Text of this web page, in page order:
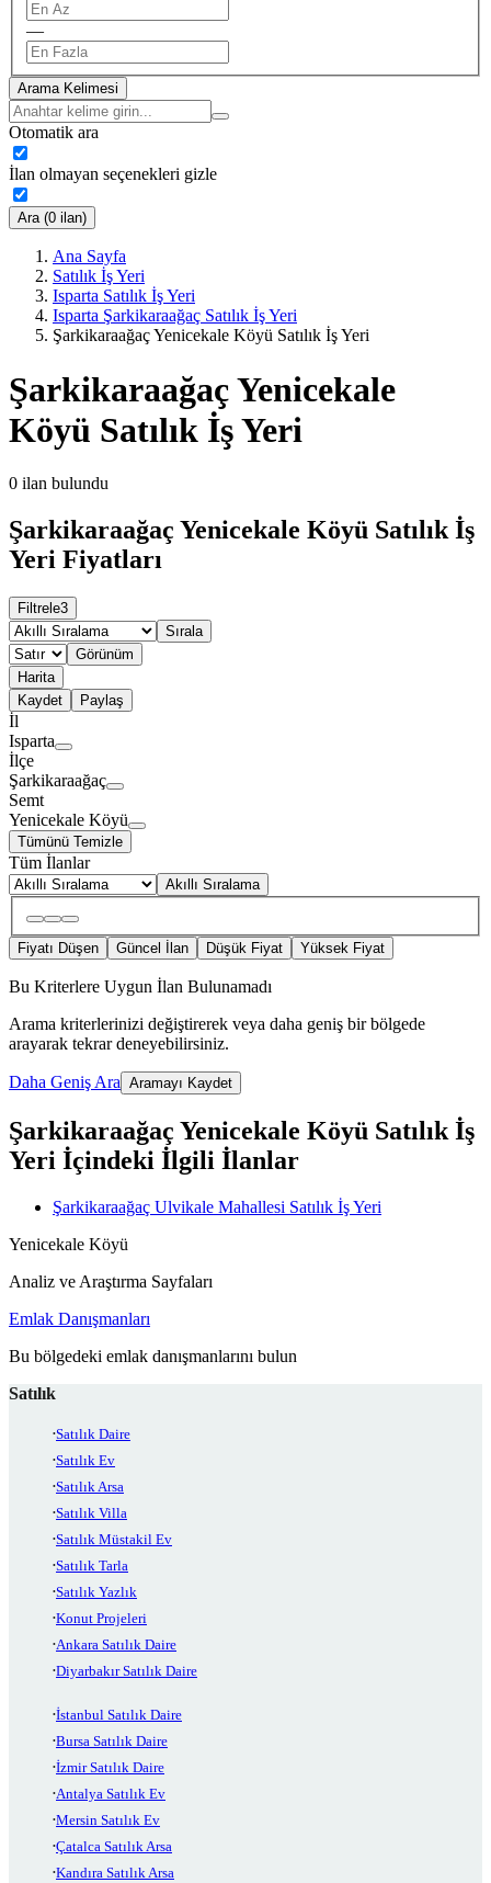
—
Arama Kelimesi
Otomatik ara
İlan olmayan seçenekleri gizle
Ara (0 ilan)
Ana Sayfa
Satılık İş Yeri
Isparta Satılık İş Yeri
Isparta Şarkikaraağaç Satılık İş Yeri
Şarkikaraağaç Yenicekale Köyü Satılık İş Yeri
Şarkikaraağaç Yenicekale
Köyü Satılık İş Yeri
0 ilan bulundu
Şarkikaraağaç Yenicekale Köyü Satılık İş
Yeri Fiyatları
Filtrele3
Sırala
Görünüm
Harita
Kaydet
Paylaş
İl
Isparta
İlçe
Şarkikaraağaç
Semt
Yenicekale Köyü
Tümünü Temizle
Tüm İlanlar
Akıllı Sıralama
Fiyatı Düşen Güncel İlan Düşük Fiyat Yüksek Fiyat
Bu Kriterlere Uygun İlan Bulunamadı
Arama kriterlerinizi değiştirerek veya daha geniş bir bölgede
arayarak tekrar deneyebilirsiniz.
Daha Geniş Ara Aramayı Kaydet
Şarkikaraağaç Yenicekale Köyü Satılık İş
Yeri İçindeki İlgili İlanlar
Şarkikaraağaç Ulvikale Mahallesi Satılık İş Yeri
Yenicekale Köyü
Analiz ve Araştırma Sayfaları
Emlak Danışmanları
Bu bölgedeki emlak danışmanlarını bulun
Satılık
Satılık Daire
Satılık Ev
Satılık Arsa
Satılık Villa
Satılık Müstakil Ev
Satılık Tarla
Satılık Yazlık
Konut Projeleri
Ankara Satılık Daire
Diyarbakır Satılık Daire
İstanbul Satılık Daire
Bursa Satılık Daire
İzmir Satılık Daire
Antalya Satılık Ev
Mersin Satılık Ev
Çatalca Satılık Arsa
Kandıra Satılık Arsa